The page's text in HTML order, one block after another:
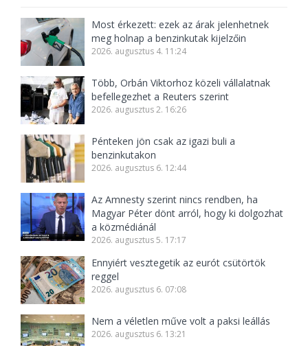
Most érkezett: ezek az árak jelenhetnek
meg holnap a benzinkutak kijelzőin
2026. augusztus 4. 11:24
Több, Orbán Viktorhoz közeli vállalatnak
befellegezhet a Reuters szerint
2026. augusztus 2. 16:26
Pénteken jön csak az igazi buli a
benzinkutakon
2026. augusztus 6. 12:44
Az Amnesty szerint nincs rendben, ha
Magyar Péter dönt arról, hogy ki dolgozhat
a közmédiánál
2026. augusztus 5. 17:17
Ennyiért vesztegetik az eurót csütörtök
reggel
2026. augusztus 6. 07:08
Nem a véletlen műve volt a paksi leállás
2026. augusztus 6. 13:21